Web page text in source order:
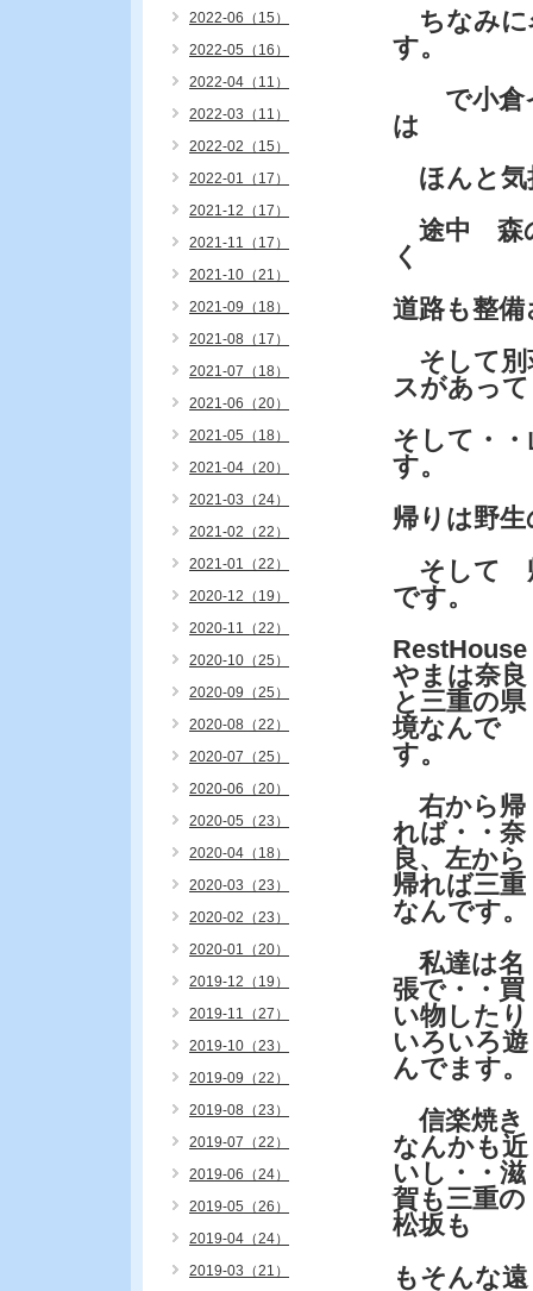
ちなみに
す。
で小倉イ
は
ほんと気
途中 森
く
道路も整
そして別
スがあって
そして・
す。
帰りは野
そして
です。
RestHouse
やまは奈良
と三重の県
境なんで
す。
右から帰
れば・・奈
良、左から
帰れば三重
なんです。
私達は名
張で・・買
い物したり
いろいろ遊
んでます。
信楽焼き
なんかも近
いし・・滋
賀も三重の
松坂も
もそんな
2022-06（15）
2022-05（16）
2022-04（11）
2022-03（11）
2022-02（15）
2022-01（17）
2021-12（17）
2021-11（17）
2021-10（21）
2021-09（18）
2021-08（17）
2021-07（18）
2021-06（20）
2021-05（18）
2021-04（20）
2021-03（24）
2021-02（22）
2021-01（22）
2020-12（19）
2020-11（22）
2020-10（25）
2020-09（25）
2020-08（22）
2020-07（25）
2020-06（20）
2020-05（23）
2020-04（18）
2020-03（23）
2020-02（23）
2020-01（20）
2019-12（19）
2019-11（27）
2019-10（23）
2019-09（22）
2019-08（23）
2019-07（22）
2019-06（24）
2019-05（26）
2019-04（24）
2019-03（21）